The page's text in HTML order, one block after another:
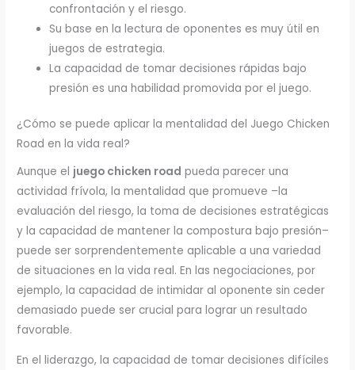
confrontación y el riesgo.
Su base en la lectura de oponentes es muy útil en
juegos de estrategia.
La capacidad de tomar decisiones rápidas bajo
presión es una habilidad promovida por el juego.
¿Cómo se puede aplicar la mentalidad del Juego Chicken
Road en la vida real?
Aunque el juego chicken road pueda parecer una
actividad frívola, la mentalidad que promueve –la
evaluación del riesgo, la toma de decisiones estratégicas
y la capacidad de mantener la compostura bajo presión–
puede ser sorprendentemente aplicable a una variedad
de situaciones en la vida real. En las negociaciones, por
ejemplo, la capacidad de intimidar al oponente sin ceder
demasiado puede ser crucial para lograr un resultado
favorable.
En el liderazgo, la capacidad de tomar decisiones difíciles